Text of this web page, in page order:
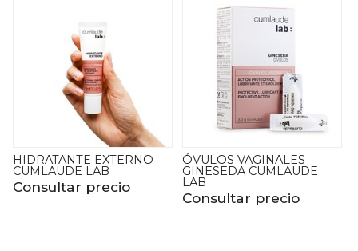
ÓVULOS VAGINALES
GINESEDA CUMLAUDE
LAB
Consultar precio
ÓVULOS VAGINALES
LUBRIPIÚ CUMLAUDE LAB
Consultar precio